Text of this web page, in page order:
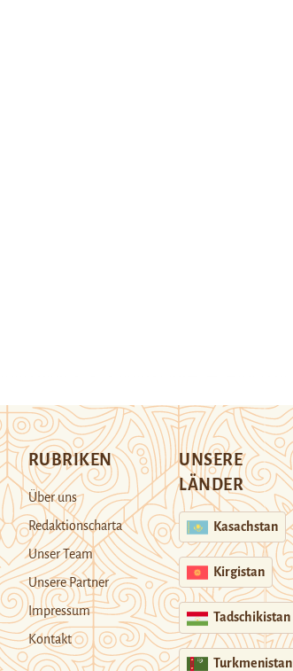
RUBRIKEN
Über uns
Redaktionscharta
Unser Team
Unsere Partner
Impressum
Kontakt
UNSERE
LÄNDER
Kasachstan
Kirgistan
Tadschikistan
Turkmenistan